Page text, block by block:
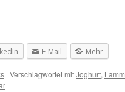
E-Mail Mehr
| Verschlagwortet mitJoghurt, Lamm